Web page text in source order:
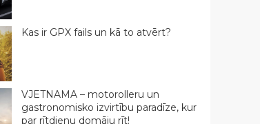
Kas ir GPX fails un kā to atvērt?
VJETNAMA – motorolleru un
gastronomisko izvirtību paradīze, kur
par rītdienu domāju rīt!